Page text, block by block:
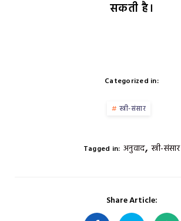
सकती है।
Categorized in:
स्त्री-संसार
Tagged in: अनुवाद,स्त्री-संसार
Share Article: